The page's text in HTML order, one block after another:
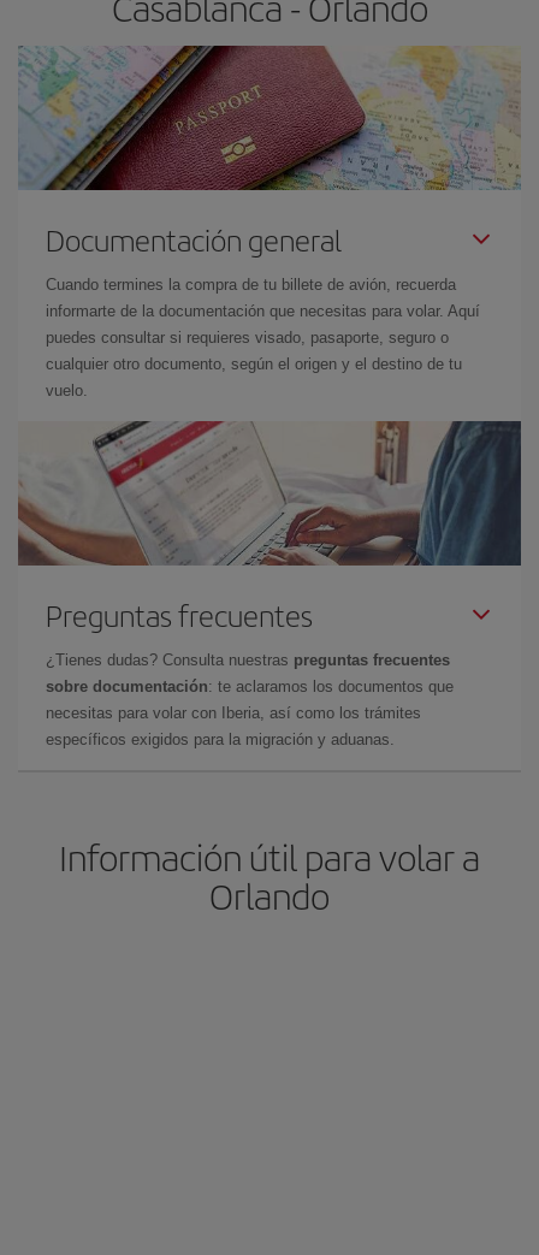
Documentación general
Cuando termines la compra de tu billete de avión, recuerda
informarte de la documentación que necesitas para volar. Aquí
puedes consultar si requieres visado, pasaporte, seguro o
cualquier otro documento, según el origen y el destino de tu
vuelo.
Preguntas frecuentes
¿Tienes dudas? Consulta nuestras preguntas frecuentes
sobre documentación: te aclaramos los documentos que
necesitas para volar con Iberia, así como los trámites
específicos exigidos para la migración y aduanas.
Información útil para volar a
Orlando